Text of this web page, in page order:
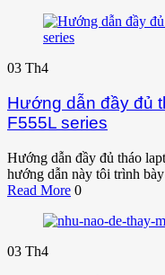
03 Th4
Hướng dẫn đầy đủ
F555L series
Hướng dẫn đầy đủ tháo
hướng dẫn này tôi trình
Read More 0
03 Th4